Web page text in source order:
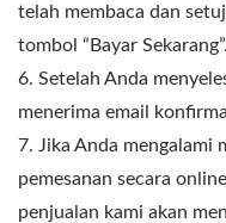
telah membaca dan
tombol “Bayar Sekarang”.
6. Setelah Anda
menerima email
7. Jika Anda mengalami
pemesanan secara
penjualan kami akan